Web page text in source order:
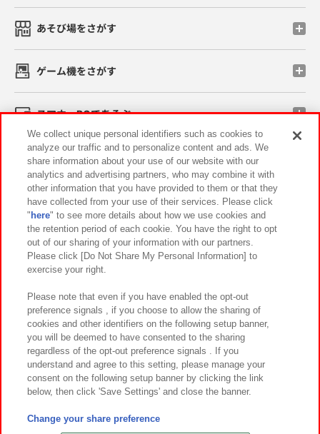
あそび場をさがす
ゲーム機をさがす
スマホ・PCであそぶ
イベント・キャンペーン
関連会社 サステナビリティ サイトポリシー
プライバシーポリシー ウェブアクセシビリティ方針と検証結果
お取引先さまとともに
カスタマーハラスメント対応方針 よくあるご質問・お問い合わせ
©Bandai Namco Amusement Inc.
©Bandai Namco Amusement Lab Inc.
We collect unique personal identifiers such as cookies to
analyze our traffic and to personalize content and ads. We
share information about your use of our website with our
analytics and advertising partners, who may combine it with
other information that you have provided to them or that they
have collected from your use of their services. Please click
" here" to see more details about how we use cookies and
the retention period of each cookie. You have the right to opt
out of our sharing of your information with our partners.
Please click [Do Not Share My Personal Information] to
exercise your right.
Please note that even if you have enabled the opt-out
preference signals , if you choose to allow the sharing of
cookies and other identifiers on the following setup banner,
you will be deemed to have consented to the sharing
regardless of the opt-out preference signals . If you
understand and agree to this setting, please manage your
consent on the following setup banner by clicking the link
below, then click 'Save Settings' and close the banner.
Change your share preference